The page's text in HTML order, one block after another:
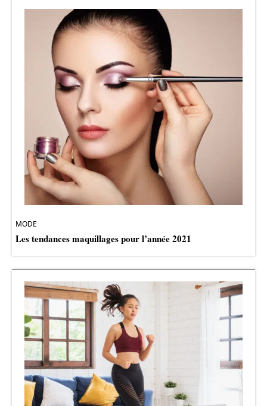
MODE
Les tendances maquillages pour l’année 2021